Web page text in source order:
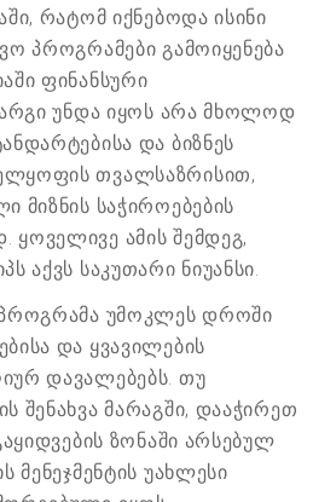
რატომ იქნებოდა ისინი
პროგრამები გამოიყენება
ფინანსური
უნდა იყოს არა მხოლოდ
და ბიზნეს
თვალსაზრისით,
მიზნის საჭიროებების
ამის შემდეგ,
აქვს საკუთარი ნიუანსი.
პროგრამა უმოკლეს დროში
და ყვავილების
დავალებებს. თუ
შენახვა მარაგში, დააჭირეთ
ზონაში არსებულ
მენეჯმენტის უახლესი